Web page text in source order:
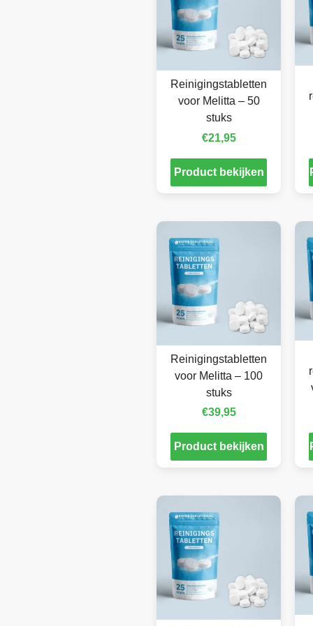
Reinigingstabletten
voor Melitta – 50
stuks
€21,95
Product bekijken
Reinigingstabletten
voor Melitta – 100
stuks
€39,95
Product bekijken